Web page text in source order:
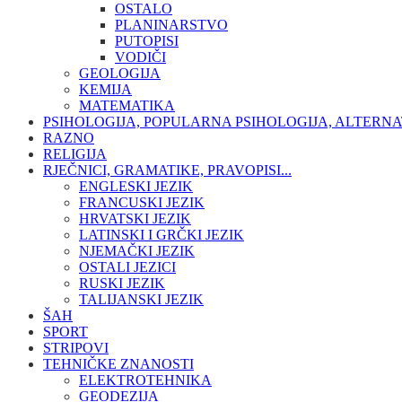
OSTALO
PLANINARSTVO
PUTOPISI
VODIČI
GEOLOGIJA
KEMIJA
MATEMATIKA
PSIHOLOGIJA, POPULARNA PSIHOLOGIJA,
RAZNO
RELIGIJA
RJEČNICI, GRAMATIKE, PRAVOPISI...
ENGLESKI JEZIK
FRANCUSKI JEZIK
HRVATSKI JEZIK
LATINSKI I GRČKI JEZIK
NJEMAČKI JEZIK
OSTALI JEZICI
RUSKI JEZIK
TALIJANSKI JEZIK
ŠAH
SPORT
STRIPOVI
TEHNIČKE ZNANOSTI
ELEKTROTEHNIKA
GEODEZIJA